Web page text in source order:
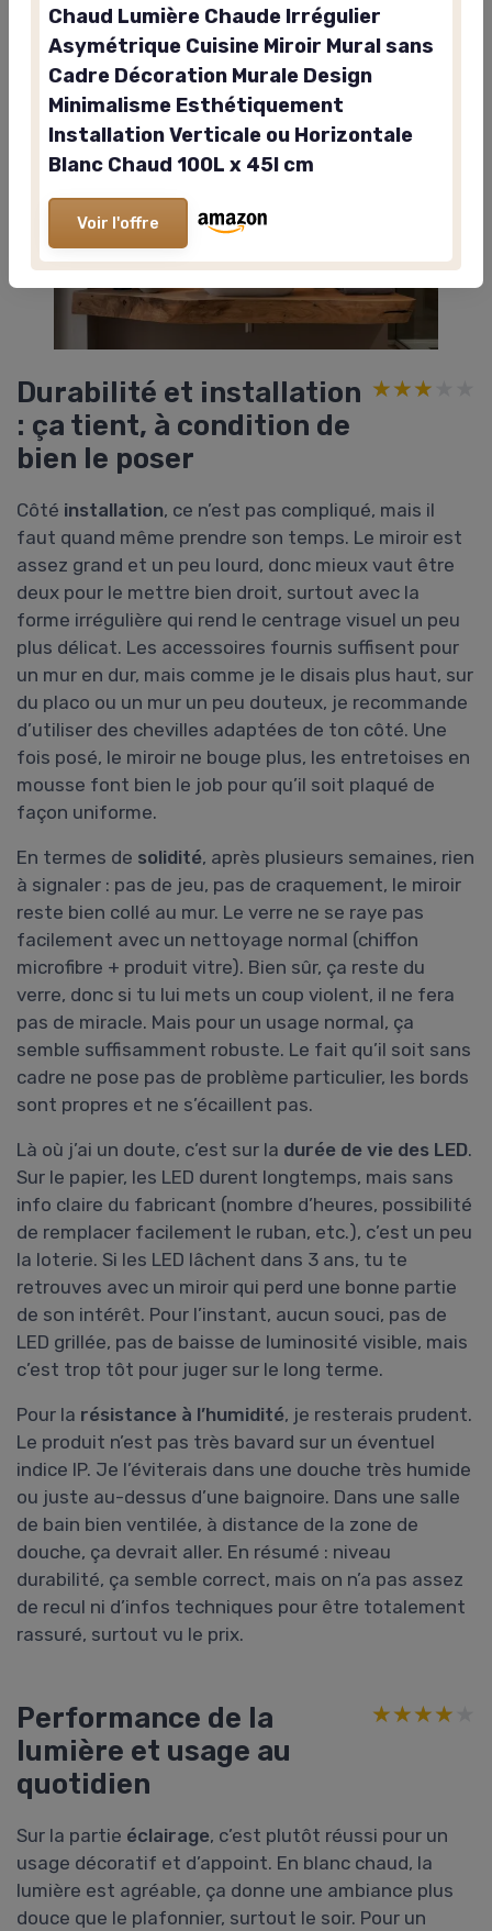
Durabilité et installation
: ça tient, à condition de
bien le poser
★★★★★
★★★★★
Côté installation, ce n’est pas compliqué, mais il
faut quand même prendre son temps. Le miroir est
assez grand et un peu lourd, donc mieux vaut être
deux pour le mettre bien droit, surtout avec la
forme irrégulière qui rend le centrage visuel un peu
plus délicat. Les accessoires fournis suffisent pour
un mur en dur, mais comme je le disais plus haut, sur
du placo ou un mur un peu douteux, je recommande
d’utiliser des chevilles adaptées de ton côté. Une
fois posé, le miroir ne bouge plus, les entretoises en
mousse font bien le job pour qu’il soit plaqué de
façon uniforme.
En termes de solidité, après plusieurs semaines, rien
à signaler : pas de jeu, pas de craquement, le miroir
reste bien collé au mur. Le verre ne se raye pas
facilement avec un nettoyage normal (chiffon
microfibre + produit vitre). Bien sûr, ça reste du
verre, donc si tu lui mets un coup violent, il ne fera
pas de miracle. Mais pour un usage normal, ça
semble suffisamment robuste. Le fait qu’il soit sans
cadre ne pose pas de problème particulier, les bords
sont propres et ne s’écaillent pas.
Là où j’ai un doute, c’est sur la durée de vie des LED.
Sur le papier, les LED durent longtemps, mais sans
info claire du fabricant (nombre d’heures, possibilité
de remplacer facilement le ruban, etc.), c’est un peu
la loterie. Si les LED lâchent dans 3 ans, tu te
retrouves avec un miroir qui perd une bonne partie
de son intérêt. Pour l’instant, aucun souci, pas de
LED grillée, pas de baisse de luminosité visible, mais
c’est trop tôt pour juger sur le long terme.
Pour la résistance à l’humidité, je resterais prudent.
Le produit n’est pas très bavard sur un éventuel
indice IP. Je l’éviterais dans une douche très humide
ou juste au-dessus d’une baignoire. Dans une salle
de bain bien ventilée, à distance de la zone de
douche, ça devrait aller. En résumé : niveau
durabilité, ça semble correct, mais on n’a pas assez
de recul ni d’infos techniques pour être totalement
rassuré, surtout vu le prix.
Performance de la
lumière et usage au
quotidien
★★★★★
★★★★★
Sur la partie éclairage, c’est plutôt réussi pour un
usage décoratif et d’appoint. En blanc chaud, la
lumière est agréable, ça donne une ambiance plus
douce que le plafonnier, surtout le soir. Pour un
Chaud Lumière Chaude Irrégulier
Asymétrique Cuisine Miroir Mural sans
Cadre Décoration Murale Design
Minimalisme Esthétiquement
Installation Verticale ou Horizontale
Blanc Chaud 100L x 45l cm
Voir l'offre